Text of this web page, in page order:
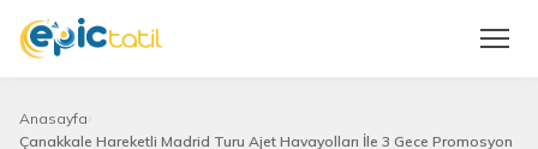
Anasayfa
Çanakkale Hareketli Madrid Turu Ajet Havayolları İle 3 Gece Promosyon